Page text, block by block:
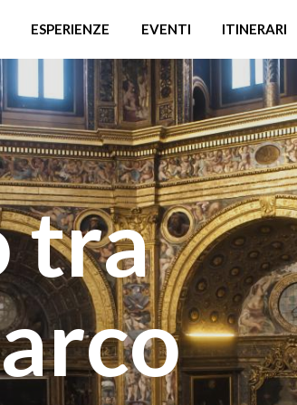
ESPERIENZE EVENTI ITINERARI
tra